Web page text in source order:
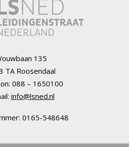
135
TA Roosendaal
088 – 1650100
info@lsned.nl
0165-548648